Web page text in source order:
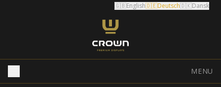
🇬🇧English🇩🇪Deutsch🇩🇰Dansk
MENU